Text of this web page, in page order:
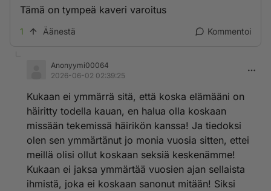
Tämä on tympeä kaveri varoitus
1 Äänestä Kommentoi
Anonyymi00064
2026-06-02 02:39:25
Kukaan ei ymmärrä sitä, että koska elämääni on
häiritty todella kauan, en halua olla koskaan
missään tekemissä häirikön kanssa! Ja tiedoksi
olen sen ymmärtänut jo monia vuosia sitten, ettei
meillä olisi ollut koskaan seksiä keskenämme!
Kukaan ei jaksa ymmärtää vuosien ajan sellaista
ihmistä, joka ei koskaan sanonut mitään! Siksi